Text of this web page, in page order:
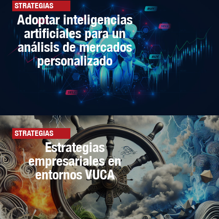
STRATEGIAS
Adoptar inteligencias
artificiales para un
análisis de mercados
personalizado
STRATEGIAS
Estrategias
empresariales en
entornos VUCA